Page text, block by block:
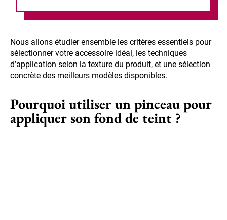
Nous allons étudier ensemble les critères essentiels pour
sélectionner votre accessoire idéal, les techniques
d’application selon la texture du produit, et une sélection
concrète des meilleurs modèles disponibles.
Pourquoi utiliser un pinceau pour
appliquer son fond de teint ?